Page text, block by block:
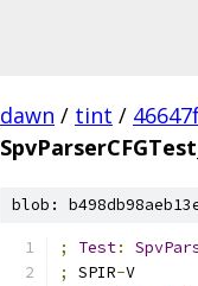
dawn / tint /
blob:
; Test:
;
SPIR-V